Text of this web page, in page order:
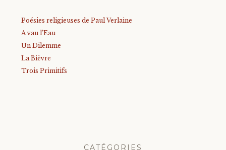
Poésies religieuses de Paul Verlaine
A vau l’Eau
Un Dilemme
La Bièvre
Trois Primitifs
CATÉGORIES